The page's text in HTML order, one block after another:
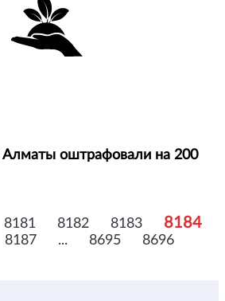
Алматы оштрафовали на 200
8181 8182 8183 8184
8187 ... 8695 8696